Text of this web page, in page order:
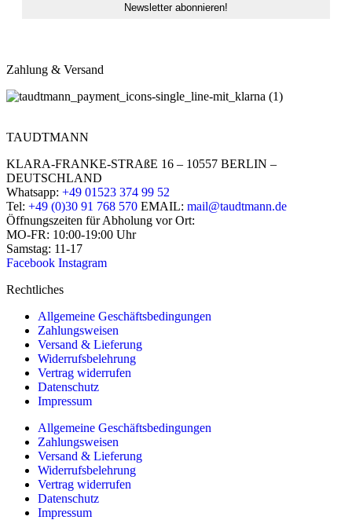
Zahlung & Versand
TAUDTMANN
KLARA-FRANKE-STRAßE 16 – 10557 BERLIN –
DEUTSCHLAND
Whatsapp: +49 01523 374 99 52
Tel: +49 (0)30 91 768 570 EMAIL: mail@taudtmann.de
Öffnungszeiten für Abholung vor Ort:
MO-FR: 10:00-19:00 Uhr
Samstag: 11-17
Facebook Instagram
Rechtliches
Allgemeine Geschäftsbedingungen
Zahlungsweisen
Versand & Lieferung
Widerrufsbelehrung
Vertrag widerrufen
Datenschutz
Impressum
Allgemeine Geschäftsbedingungen
Zahlungsweisen
Versand & Lieferung
Widerrufsbelehrung
Vertrag widerrufen
Datenschutz
Impressum